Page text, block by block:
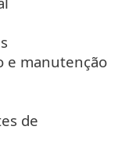
e manutenção
de